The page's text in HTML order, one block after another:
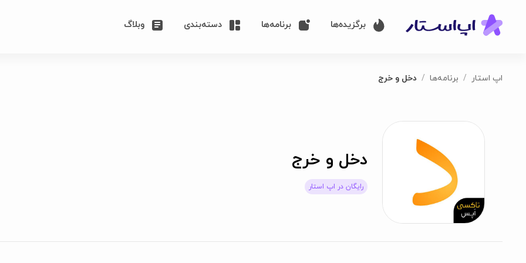
برگزیده‌ها برنامه‌ها دسته‌بندی وبلاگ
اپ استار برنامه‌ها دخل و خرج
دخل و خرج
رایگان در اپ استار